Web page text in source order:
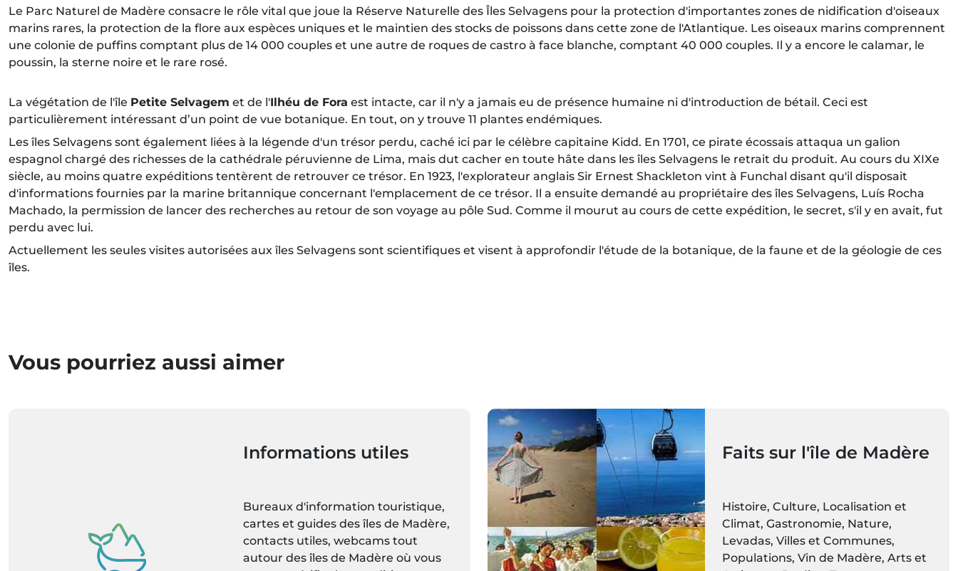
Le Parc Naturel de Madère consacre le rôle vital que joue la Réserve Naturelle des Îles Selvagens pour la protection d'importantes zones de nidification d'oiseaux
marins rares, la protection de la flore aux espèces uniques et le maintien des stocks de poissons dans cette zone de l'Atlantique. Les oiseaux marins comprennent
une colonie de puffins comptant plus de 14 000 couples et une autre de roques de castro à face blanche, comptant 40 000 couples. Il y a encore le calamar, le
poussin, la sterne noire et le rare rosé.
La végétation de l'île Petite Selvagem et de l'Ilhéu de Fora est intacte, car il n'y a jamais eu de présence humaine ni d'introduction de bétail. Ceci est
particulièrement intéressant d’un point de vue botanique. En tout, on y trouve 11 plantes endémiques.
Les îles Selvagens sont également liées à la légende d'un trésor perdu, caché ici par le célèbre capitaine Kidd. En 1701, ce pirate écossais attaqua un galion
espagnol chargé des richesses de la cathédrale péruvienne de Lima, mais dut cacher en toute hâte dans les îles Selvagens le retrait du produit. Au cours du XIXe
siècle, au moins quatre expéditions tentèrent de retrouver ce trésor. En 1923, l'explorateur anglais Sir Ernest Shackleton vint à Funchal disant qu'il disposait
d'informations fournies par la marine britannique concernant l'emplacement de ce trésor. Il a ensuite demandé au propriétaire des îles Selvagens, Luís Rocha
Machado, la permission de lancer des recherches au retour de son voyage au pôle Sud. Comme il mourut au cours de cette expédition, le secret, s'il y en avait, fut
perdu avec lui.
Actuellement les seules visites autorisées aux îles Selvagens sont scientifiques et visent à approfondir l'étude de la botanique, de la faune et de la géologie de ces
îles.
Vous pourriez aussi aimer
Informations utiles
Bureaux d'information touristique,
cartes et guides des îles de Madère,
contacts utiles, webcams tout
autour des îles de Madère où vous
Faits sur l'île de Madère
Histoire, Culture, Localisation et
Climat, Gastronomie, Nature,
Levadas, Villes et Communes,
Populations, Vin de Madère, Arts et